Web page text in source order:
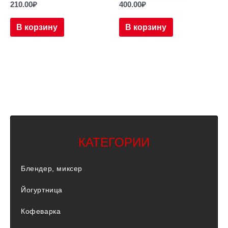
210.00₽
В корзину
400.00₽
В корзину
КАТЕГОРИИ
Блендер, миксер
Йогуртница
Кофеварка